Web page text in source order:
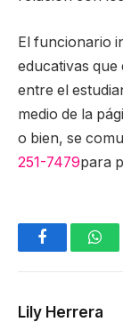
El funcionario
educativas que
entre el
medio de la
o bien, se
251-7479para
Facebook
Lily Herrera